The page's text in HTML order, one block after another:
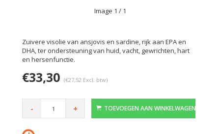
Image 1 / 1
Zuivere visolie van ansjovis en sardine, rijk aan EPA en
DHA, ter ondersteuning van huid, vacht, gewrichten, hart
en hersenfunctie.
€33,30 (€27,52 Excl. btw)
- + TOEVOEGEN AAN WINKELWAGEN